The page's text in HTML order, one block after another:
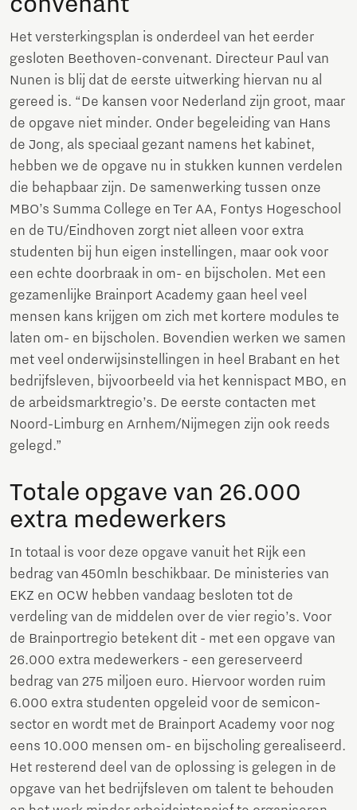
Het versterkingsplan is onderdeel van het eerder
gesloten Beethoven-convenant. Directeur Paul van
Nunen is blij dat de eerste uitwerking hiervan nu al
gereed is. “De kansen voor Nederland zijn groot, maar
de opgave niet minder. Onder begeleiding van Hans
de Jong, als speciaal gezant namens het kabinet,
hebben we de opgave nu in stukken kunnen verdelen
die behapbaar zijn. De samenwerking tussen onze
MBO’s Summa College en Ter AA, Fontys Hogeschool
en de TU/Eindhoven zorgt niet alleen voor extra
studenten bij hun eigen instellingen, maar ook voor
een echte doorbraak in om- en bijscholen. Met een
gezamenlijke Brainport Academy gaan heel veel
mensen kans krijgen om zich met kortere modules te
laten om- en bijscholen. Bovendien werken we samen
met veel onderwijsinstellingen in heel Brabant en het
bedrijfsleven, bijvoorbeeld via het kennispact MBO, en
de arbeidsmarktregio’s. De eerste contacten met
Noord-Limburg en Arnhem/Nijmegen zijn ook reeds
gelegd.”
Totale opgave van 26.000
extra medewerkers
In totaal is voor deze opgave vanuit het Rijk een
bedrag van 450mln beschikbaar. De ministeries van
EKZ en OCW hebben vandaag besloten tot de
verdeling van de middelen over de vier regio’s. Voor
de Brainportregio betekent dit - met een opgave van
26.000 extra medewerkers - een gereserveerd
bedrag van 275 miljoen euro. Hiervoor worden ruim
6.000 extra studenten opgeleid voor de semicon-
sector en wordt met de Brainport Academy voor nog
eens 10.000 mensen om- en bijscholing gerealiseerd.
Het resterend deel van de oplossing is gelegen in de
opgave van het bedrijfsleven om talent te behouden